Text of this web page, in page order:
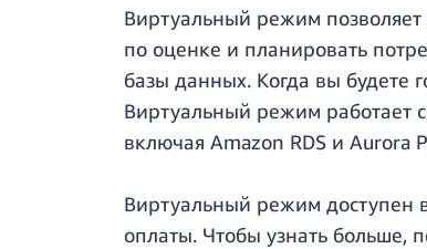
Виртуальный режим позволяет
по оценке и планировать
базы данных. Когда вы будете
Виртуальный режим работает
включая Amazon RDS и Aurora
Виртуальный режим доступен
оплаты. Чтобы узнать больше,